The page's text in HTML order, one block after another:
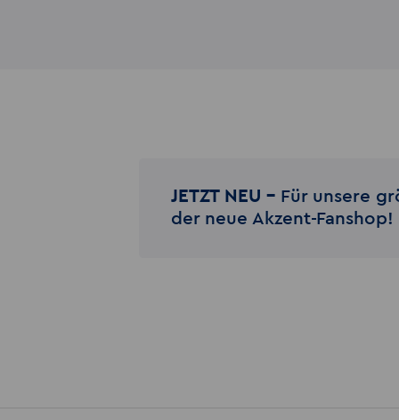
JETZT NEU – Für unsere
der neue Akzent-Fanshop!